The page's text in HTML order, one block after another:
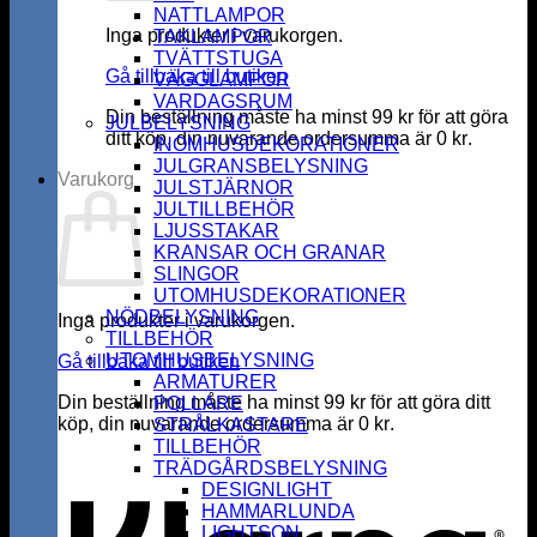
Inga produkter i varukorgen.
Gå tillbaka till butiken
Din beställning måste ha minst99 kr för att göra
ditt köp, din nuvarande ordersumma är 0 kr.
Varukorg
Inga produkter i varukorgen.
Gå tillbaka till butiken
Din beställning måste ha minst99 kr för att göra ditt
köp, din nuvarande ordersumma är 0 kr.
NATTLAMPOR
TAKLAMPOR
TVÄTTSTUGA
VÄGGLAMPOR
VARDAGSRUM
JULBELYSNING
INOMHUSDEKORATIONER
JULGRANSBELYSNING
JULSTJÄRNOR
JULTILLBEHÖR
LJUSSTAKAR
KRANSAR OCH GRANAR
SLINGOR
UTOMHUSDEKORATIONER
NÖDBELYSNING
TILLBEHÖR
UTOMHUSBELYSNING
ARMATURER
POLLARE
STRÅLKASTARE
TILLBEHÖR
TRÄDGÅRDSBELYSNING
DESIGNLIGHT
HAMMARLUNDA
LIGHTSON